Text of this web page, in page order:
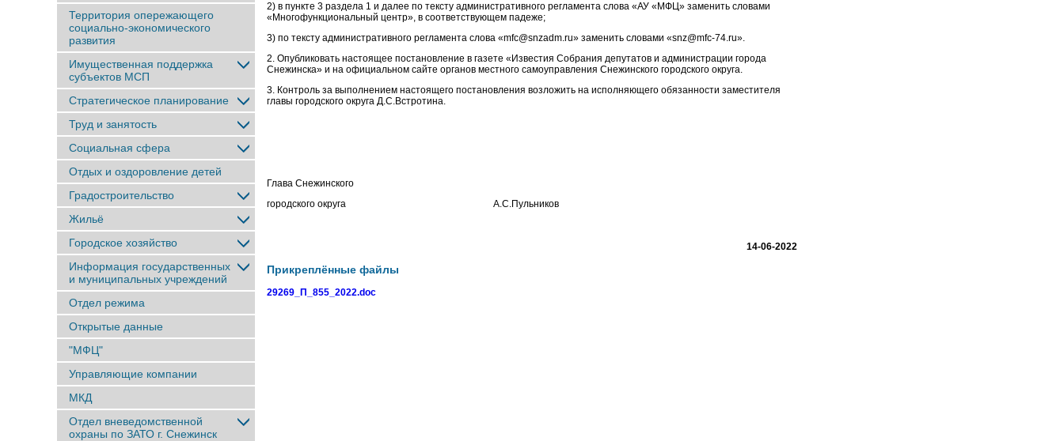
Территория опережающего
социально-экономического
развития
Имущественная поддержка
субъектов МСП
Стратегическое планирование
Труд и занятость
Социальная сфера
Отдых и оздоровление детей
Градостроительство
Жильё
Городское хозяйство
Информация государственных
и муниципальных учреждений
Отдел режима
Открытые данные
"МФЦ"
Управляющие компании
МКД
Отдел вневедомственной
охраны по ЗАТО г. Снежинск
2) в пункте 3 раздела 1 и далее по тексту административного регламента слова «АУ «МФЦ» заменить словами
«Многофункциональный центр», в соответствующем падеже;
3) по тексту административного регламента слова «mfc@snzadm.ru» заменить словами «snz@mfc-74.ru».
2. Опубликовать настоящее постановление в газете «Известия Собрания депутатов и администрации города
Снежинска» и на официальном сайте органов местного самоуправления Снежинского городского округа.
3. Контроль за выполнением настоящего постановления возложить на исполняющего обязанности заместителя
главы городского округа Д.С.Встротина.
Глава Снежинского
городского округа А.С.Пульников
14-06-2022
Прикреплённые файлы
29269_П_855_2022.doc